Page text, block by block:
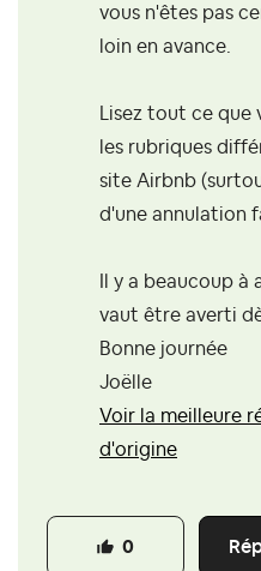
vous n'êtes pas
loin en avance.
Lisez tout ce que
les rubriques
site Airbnb
d'une annulation
Il y a beaucoup
vaut être averti
Bonne journée
Joëlle
Voir la meilleure
d'origine
0